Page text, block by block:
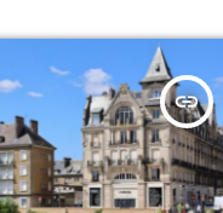
insert_link